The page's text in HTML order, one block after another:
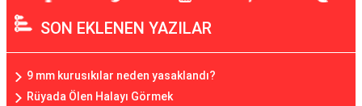
SON EKLENEN YAZILAR
9 mm kurusıkılar neden yasaklandı?
Rüyada Ölen Halayı Görmek